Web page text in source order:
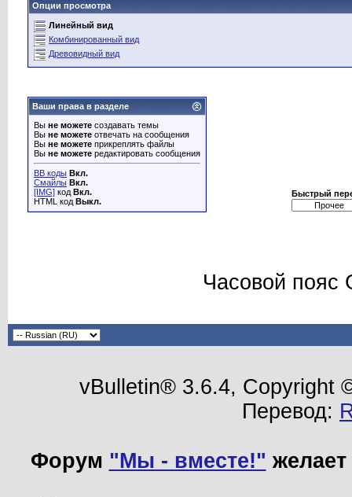
Опции просмотра
Линейный вид
Комбинированный вид
Древовидный вид
Ваши права в разделе
Вы не можете создавать темы
Вы не можете отвечать на сообщения
Вы не можете прикреплять файлы
Вы не можете редактировать сообщения
BB коды Вкл.
Смайлы Вкл.
[IMG] код Вкл.
HTML код Выкл.
Быстрый
Часовой пояс
vBulletin® 3.6.4, Copyright
Перевод:
Форум "Мы - вместе!"